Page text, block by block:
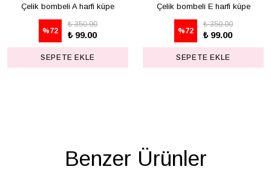
Çelik bombeli A harfi küpe
%72
₺ 350.00
₺ 99.00
SEPETE EKLE
Çelik bombeli E harfi küpe
%72
₺ 350.00
₺ 99.00
SEPETE EKLE
Benzer Ürünler